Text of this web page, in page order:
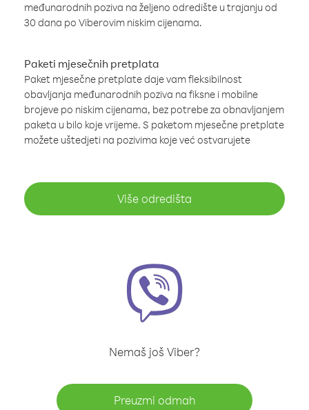
međunarodnih poziva na željeno odredište u trajanju od
30 dana po Viberovim niskim cijenama.
Paketi mjesečnih pretplata
Paket mjesečne pretplate daje vam fleksibilnost
obavljanja međunarodnih poziva na fiksne i mobilne
brojeve po niskim cijenama, bez potrebe za obnavljanjem
paketa u bilo koje vrijeme. S paketom mjesečne pretplate
možete uštedjeti na pozivima koje već ostvarujete
Više odredišta
Nemaš još Viber?
Preuzmi odmah